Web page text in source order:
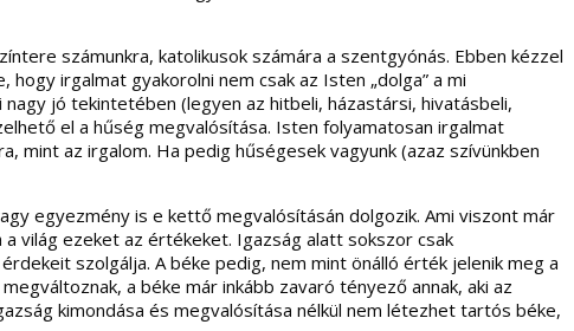
számunkra, katolikusok számára a szentgyónás. Ebben kézzel
irgalmat gyakorolni nem csak az Isten „dolga” a mi
jó tekintetében (legyen az hitbeli, házastársi, hivatásbeli,
el a hűség megvalósítása. Isten folyamatosan irgalmat
mint az irgalom. Ha pedig hűségesek vagyunk (azaz szívünkben
egyezmény is e kettő megvalósításán dolgozik. Ami viszont már
világ ezeket az értékeket. Igazság alatt sokszor csak
szolgálja. A béke pedig, nem mint önálló érték jelenik meg a
a béke már inkább zavaró tényező annak, aki az
kimondása és megvalósítása nélkül nem létezhet tartós béke,